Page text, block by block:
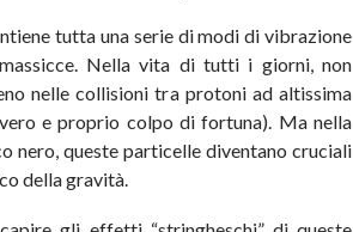
tutta una serie di modi di vibrazione
Nella vita di tutti i giorni, non
nelle collisioni tra protoni ad altissima
e proprio colpo di fortuna). Ma nella
nero, queste particelle diventano cruciali
della gravità.